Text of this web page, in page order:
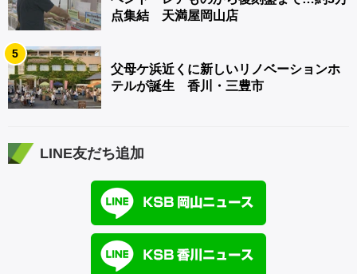
点集結 天満屋岡山店
5
父母ケ浜近くに新しいリノベーションホ
テルが誕生 香川・三豊市
LINE友だち追加